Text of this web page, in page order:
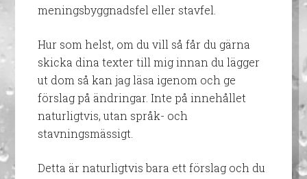
meningsbyggnadsfel eller stavfel.
Hur som helst, om du vill så får du gärna
skicka dina texter till mig innan du lägger
ut dom så kan jag läsa igenom och ge
förslag på ändringar. Inte på innehållet
naturligtvis, utan språk- och
stavningsmässigt.
Detta är naturligtvis bara ett förslag och du